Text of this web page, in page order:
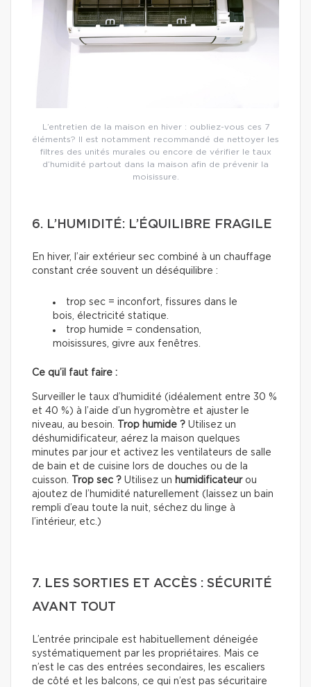
L’entretien de la maison en hiver : oubliez-vous ces 7
éléments? Il est notamment recommandé de nettoyer les
filtres des unités murales ou encore de vérifier le taux
d’humidité partout dans la maison afin de prévenir la
moisissure.
6. L’HUMIDITÉ: L’ÉQUILIBRE FRAGILE
En hiver, l’air extérieur sec combiné à un chauffage
constant crée souvent un déséquilibre :
trop sec = inconfort, fissures dans le
bois, électricité statique.
trop humide = condensation,
moisissures, givre aux fenêtres.
Ce qu’il faut faire :
Surveiller le taux d’humidité (idéalement entre 30 %
et 40 %) à l’aide d’un hygromètre et ajuster le
niveau, au besoin.
Trop humide ? Utilisez un
déshumidificateur, aérez la maison quelques
minutes par jour et activez les ventilateurs de salle
de bain et de cuisine lors de douches ou de la
cuisson.
Trop sec ? Utilisez un humidificateurou
ajoutez de l’humidité naturellement (laissez un bain
rempli d’eau toute la nuit, séchez du linge à
l’intérieur, etc.)
7. LES SORTIES ET ACCÈS : SÉCURITÉ
AVANT TOUT
L’entrée principale est habituellement déneigée
systématiquement par les propriétaires. Mais ce
n’est le cas des entrées secondaires, les escaliers
de côté et les balcons, ce qui n’est pas sécuritaire